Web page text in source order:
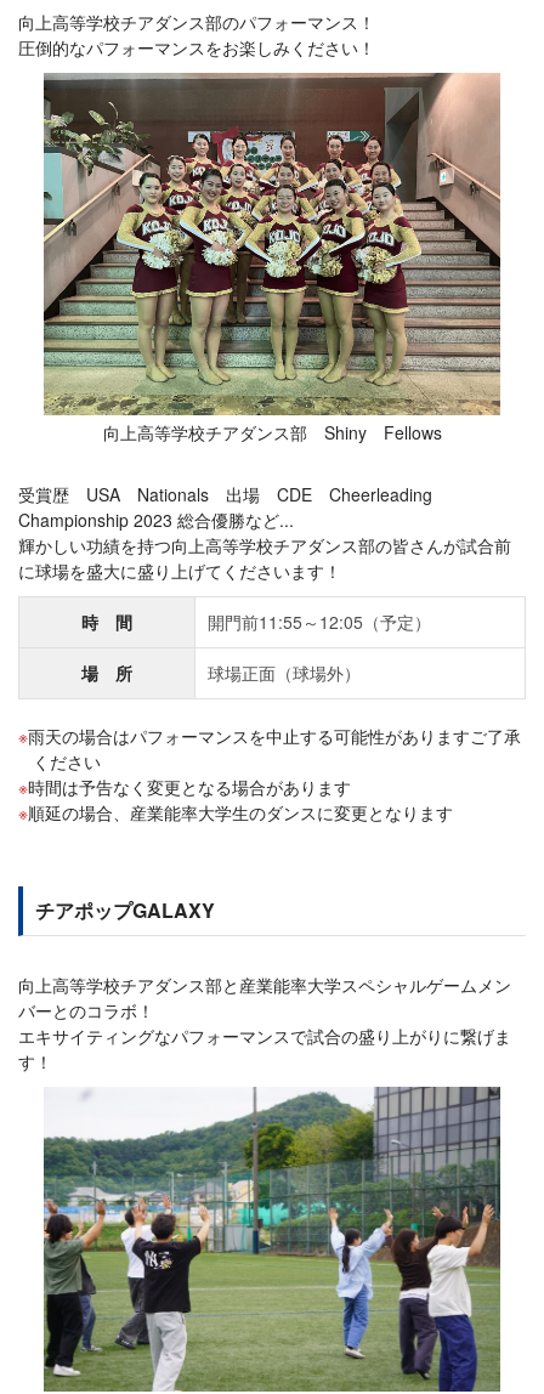
向上高等学校チアダンス部のパフォーマンス！
圧倒的なパフォーマンスをお楽しみください！
向上高等学校チアダンス部 Shiny Fellows
受賞歴 USA Nationals 出場 CDE Cheerleading
Championship 2023 総合優勝など...
輝かしい功績を持つ向上高等学校チアダンス部の皆さんが試合前
に球場を盛大に盛り上げてくださいます！
時 間 開門前11:55～12:05（予定）
場 所 球場正面（球場外）
雨天の場合はパフォーマンスを中止する可能性がありますご了承
ください
時間は予告なく変更となる場合があります
順延の場合、産業能率大学生のダンスに変更となります
チアポップGALAXY
向上高等学校チアダンス部と産業能率大学スペシャルゲームメン
バーとのコラボ！
エキサイティングなパフォーマンスで試合の盛り上がりに繋げま
す！